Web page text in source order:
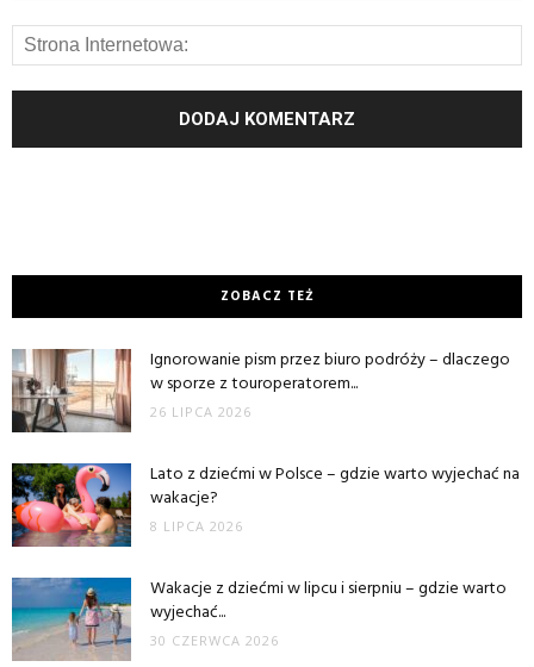
ZOBACZ TEŻ
Ignorowanie pism przez biuro podróży – dlaczego
w sporze z touroperatorem...
26 LIPCA 2026
Lato z dziećmi w Polsce – gdzie warto wyjechać na
wakacje?
8 LIPCA 2026
Wakacje z dziećmi w lipcu i sierpniu – gdzie warto
wyjechać...
30 CZERWCA 2026